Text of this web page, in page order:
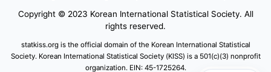
Copyright © 2023 Korean International Statistical Society. All
rights reserved.
statkiss.org is the official domain of the Korean International Statistical
Society. Korean International Statistical Society (KISS) is a 501(c)(3) nonprofit
organization. EIN: 45-1725264.